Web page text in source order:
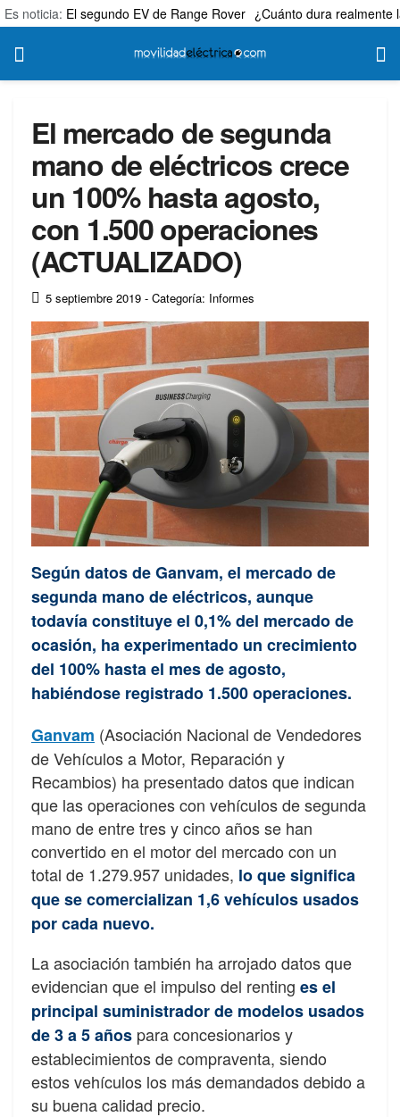
Es noticia: El segundo EV de Range Rover ¿Cuánto dura realmente
El mercado de segunda
mano de eléctricos crece
un 100% hasta agosto,
con 1.500 operaciones
(ACTUALIZADO)
5 septiembre 2019 - Categoría: Informes
Según datos de Ganvam, el mercado de
segunda mano de eléctricos, aunque
todavía constituye el 0,1% del mercado de
ocasión, ha experimentado un crecimiento
del 100% hasta el mes de agosto,
habiéndose registrado 1.500 operaciones.
Ganvam (Asociación Nacional de Vendedores
de Vehículos a Motor, Reparación y
Recambios) ha presentado datos que indican
que las operaciones con vehículos de segunda
mano de entre tres y cinco años se han
convertido en el motor del mercado con un
total de 1.279.957 unidades, lo que significa
que se comercializan 1,6 vehículos usados
por cada nuevo.
La asociación también ha arrojado datos que
evidencian que el impulso del renting es el
principal suministrador de modelos usados
de 3 a 5 años para concesionarios y
establecimientos de compraventa, siendo
estos vehículos los más demandados debido a
su buena calidad precio.